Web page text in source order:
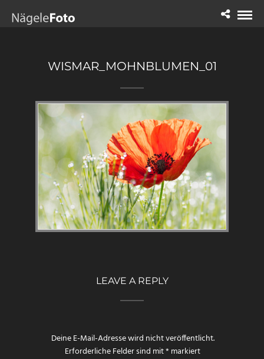
WISMAR_MOHNBLUMEN_01
LEAVE A REPLY
Deine E-Mail-Adresse wird nicht veröffentlicht.
Erforderliche Felder sind mit*markiert